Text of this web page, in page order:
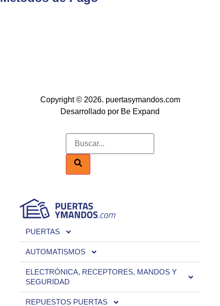
Copyright © 2026. puertasymandos.com
Desarrollado por Be Expand
PUERTAS
AUTOMATISMOS
ELECTRÓNICA, RECEPTORES, MANDOS Y
SEGURIDAD
REPUESTOS PUERTAS